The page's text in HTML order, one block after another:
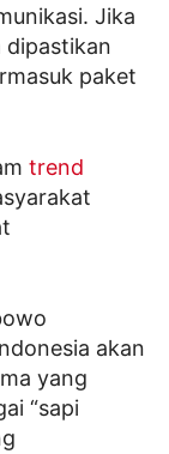
Jika
dipastikan
paket
trend
akan
yang
“sapi